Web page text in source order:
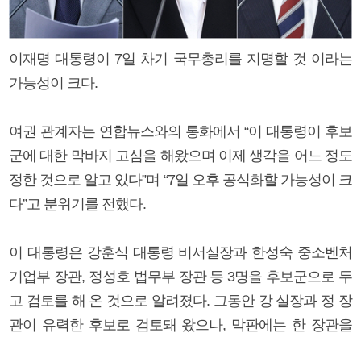
이재명 대통령이 7일 차기 국무총리를 지명할 것 이라는
가능성이 크다.
여권 관계자는 연합뉴스와의 통화에서 “이 대통령이 후보
군에 대한 막바지 고심을 해왔으며 이제 생각을 어느 정도
정한 것으로 알고 있다”며 “7일 오후 공식화할 가능성이 크
다”고 분위기를 전했다.
이 대통령은 강훈식 대통령 비서실장과 한성숙 중소벤처
기업부 장관, 정성호 법무부 장관 등 3명을 후보군으로 두
고 검토를 해 온 것으로 알려졌다. 그동안 강 실장과 정 장
관이 유력한 후보로 검토돼 왔으나, 막판에는 한 장관을